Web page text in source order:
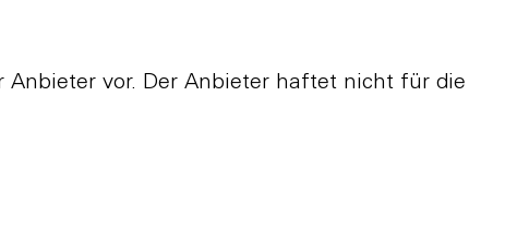
Anbieter vor. Der Anbieter haftet nicht für die